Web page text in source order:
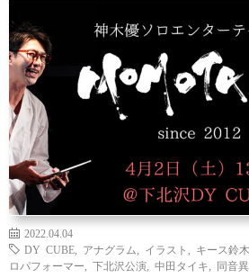
2022.04.04
DY CUBE
アナグラム イラスト キース鈴木
ロパフォーマー
下北沢公演 中田タイキ 同音